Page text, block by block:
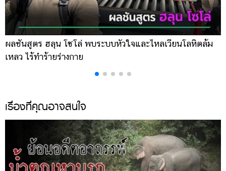
ผลชันสูตร ฮลุน โซโล่ พบระบบหัวใจและไหลเวียนโลหิตล้ม
เหลว ไร้ทำร้ายร่างกาย
เรื่องที่คุณอาจสนใจ